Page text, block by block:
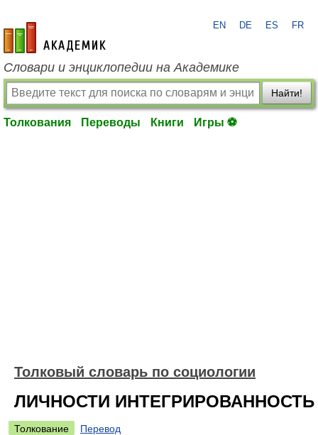
academic.ru
EN DE ES FR
Словари и энциклопедии на Академике
Найти!
Толкования Переводы Книги Игры ⚽
Толковый словарь по социологии
ЛИЧНОСТИ ИНТЕГРИРОВАННОСТЬ
Толкование
Перевод